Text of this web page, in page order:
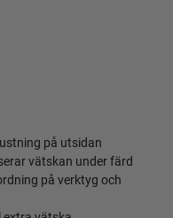
på utsidan
vätskan under färd
på verktyg och